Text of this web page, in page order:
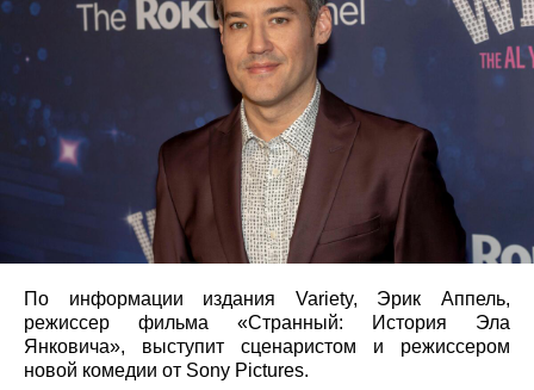
По информации издания Variety, Эрик Аппель,
режиссер фильма «Странный: История Эла
Янковича», выступит сценаристом и режиссером
новой комедии от Sony Pictures.